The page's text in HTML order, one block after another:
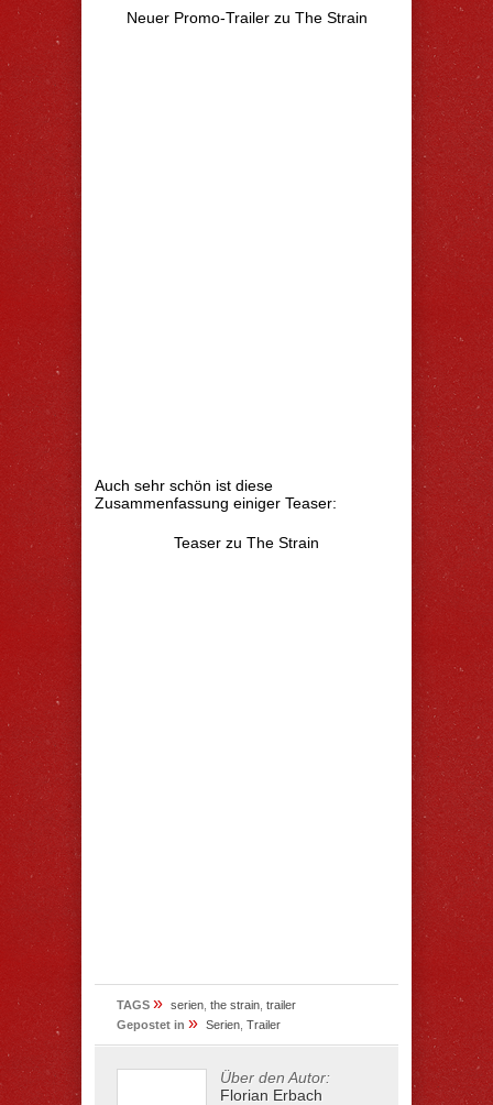
Neuer Promo-Trailer zu The Strain
Auch sehr schön ist diese
Zusammenfassung einiger Teaser:
Teaser zu The Strain
TAGS » serien the strain trailer
Gepostet in » Serien Trailer
Über den Autor:
Florian Erbach